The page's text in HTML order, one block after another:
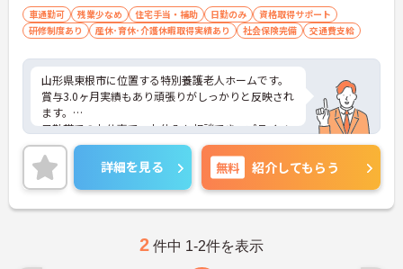
車通勤可 残業少なめ 住宅手当・補助 日勤のみ
資格取得サポート
研修制度あり
産休･育休･介護休暇取得実績あり 社会保険完備 交通費支給
山形県東根市に位置する特別養護老人ホームです。
賞与3.0ヶ月実績もあり頑張りがしっかりと反映され
ます。
日勤帯でのお仕事で、お休みも相談でき、プライベ
ートとの両立もしやすいです。
ご興味ある方には、面接対策ポイントなど、さらに
詳細をお話しいたしますのでお気軽にご相談くださ
い！
詳細を見る 無料 紹介してもらう
2 件中 1-2件を表示